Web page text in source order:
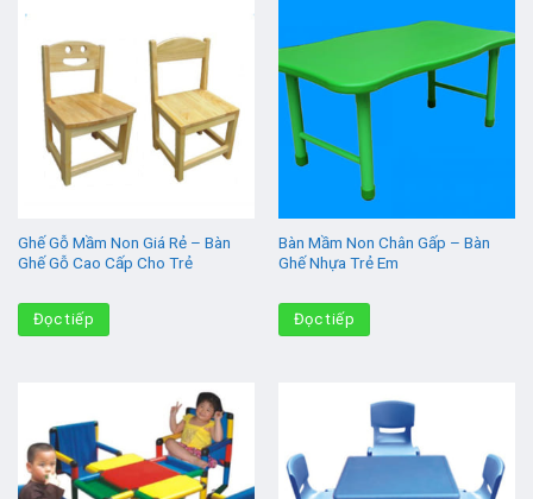
Ghế Gỗ Mầm Non Giá Rẻ – Bàn
Ghế Gỗ Cao Cấp Cho Trẻ
Đọc tiếp
Bàn Mầm Non Chân Gấp – Bàn
Ghế Nhựa Trẻ Em
Đọc tiếp